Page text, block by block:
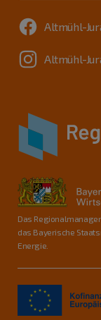
Altmühl-
Altmühl-
Das
das Bayerische
Energie.